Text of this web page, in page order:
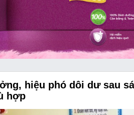
xác nhận đủ 4 thành